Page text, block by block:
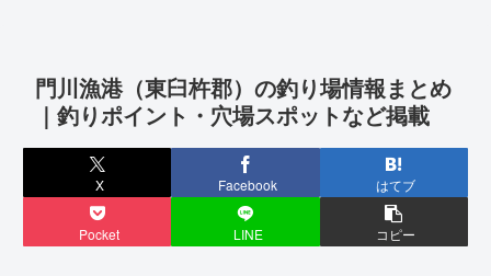
門川漁港（東臼杵郡）の釣り場情報まとめ
｜釣りポイント・穴場スポットなど掲載
X Facebook はてブ
Pocket LINE コピー